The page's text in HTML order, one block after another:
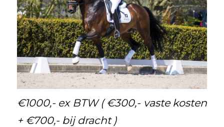
€1000,- ex BTW ( €300,- vaste kosten
+ €700,- bij dracht )